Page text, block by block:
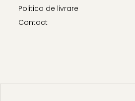
Politica de livrare
Contact